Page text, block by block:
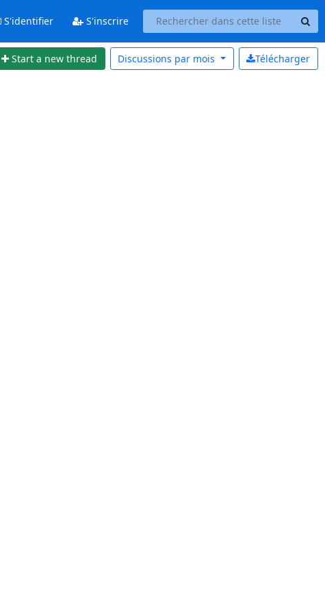
S'identifier S'inscrire
Start a new thread Télécharger
Discussions par mois